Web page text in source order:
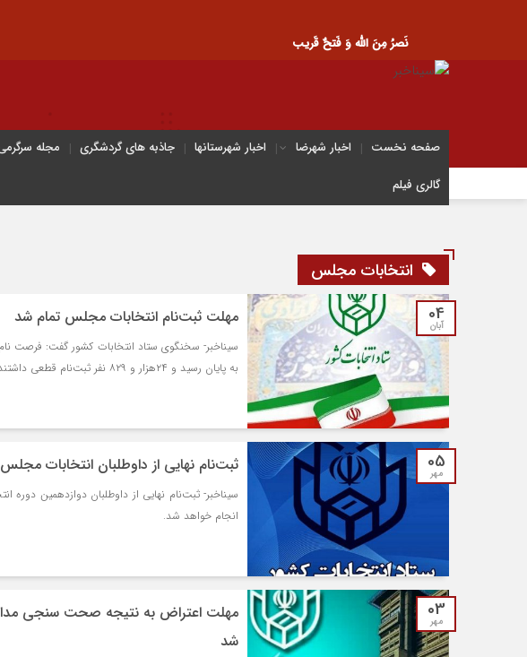
نَصرُ مِنَ الله وَ فَتحٌ قَریب
صفحه نخست اخبار شهرضا اخبار شهرستانها جاذبه های گردشگری مجله
گالری فیلم
انتخابات مجلس
04
آبان مهلت ثبت‌نام انتخابات مجلس تمام شد
به پایان رسید و ۲۴هزار و ۸۲۹ نفر ثبت‌نام قطعی داشتند.
05
مهر ثبت‌نام نهایی از داوطلبان انتخابات
سیناخبر- ثبت‌نام نهایی از داوطلبان دوازدهمین
انجام خواهد شد.
03
مهر
مهلت اعتراض به نتیجه صحت سنجی
شد